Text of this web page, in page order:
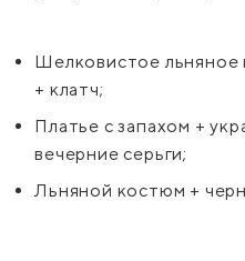
Шелковистое льняное
+ клатч;
Платье с запахом +
вечерние серьги;
Льняной костюм +